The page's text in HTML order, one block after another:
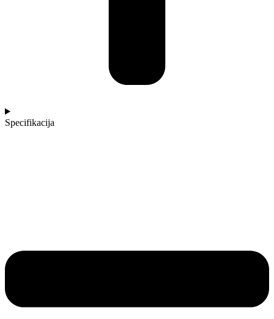
Specifikacija